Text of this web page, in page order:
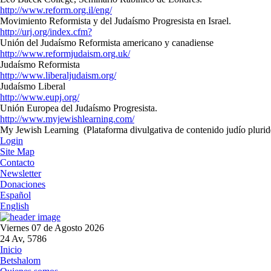
http://www.reform.org.il/eng/
Movimiento Reformista y del Judaísmo Progresista en Israel.
http://urj.org/index.cfm?
Unión del Judaísmo Reformista americano y canadiense
http://www.reformjudaism.org.uk/
Judaísmo Reformista
http://www.liberaljudaism.org/
Judaísmo Liberal
http://www.eupj.org/
Unión Europea del Judaísmo Progresista.
http://www.myjewishlearning.com/
My Jewish Learning (Plataforma divulgativa de contenido judío
Login
Site Map
Contacto
Newsletter
Donaciones
Español
English
Viernes 07 de Agosto 2026
24 Av, 5786
Inicio
Betshalom